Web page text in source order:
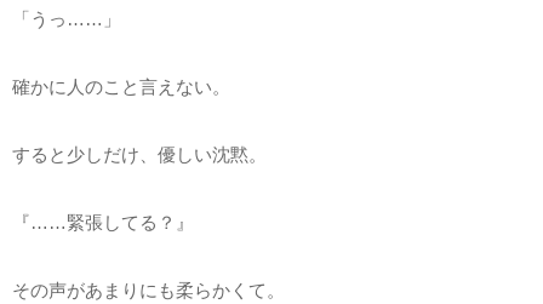
「うっ……」
確かに人のこと言えない。
すると少しだけ、優しい沈黙。
『……緊張してる？』
その声があまりにも柔らかくて。